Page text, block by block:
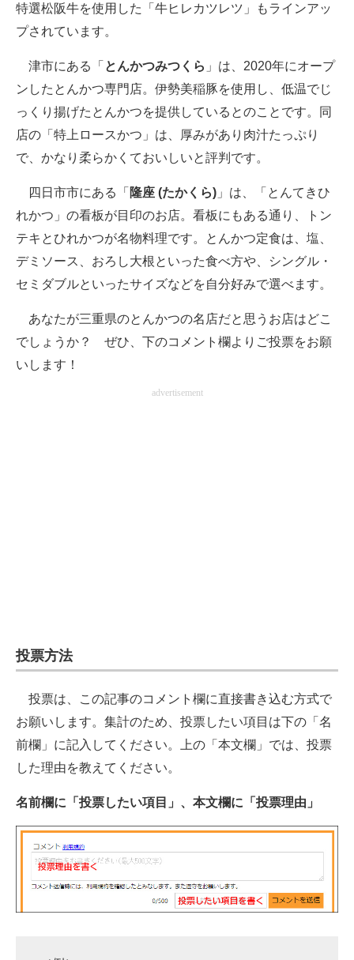
特選松阪牛を使用した「牛ヒレカツレツ」もラインアッ
プされています。
津市にある「 とんかつみつくら 」は、2020年にオープ
ンしたとんかつ専門店。伊勢美稲豚を使用し、低温でじ
っくり揚げたとんかつを提供しているとのことです。同
店の「特上ロースかつ」は、厚みがあり肉汁たっぷり
で、かなり柔らかくておいしいと評判です。
四日市市にある「 隆座 (たかくら) 」は、「とんてきひ
れかつ」の看板が目印のお店。看板にもある通り、トン
テキとひれかつが名物料理です。とんかつ定食は、塩、
デミソース、おろし大根といった食べ方や、シングル・
セミダブルといったサイズなどを自分好みで選べます。
あなたが三重県のとんかつの名店だと思うお店はどこ
でしょうか？ ぜひ、下のコメント欄よりご投票をお願
いします！
advertisement
投票方法
投票は、この記事のコメント欄に直接書き込む方式で
お願いします。集計のため、投票したい項目は下の「名
前欄」に記入してください。上の「本文欄」では、投票
した理由を教えてください。
名前欄に「投票したい項目」、本文欄に「投票理由」